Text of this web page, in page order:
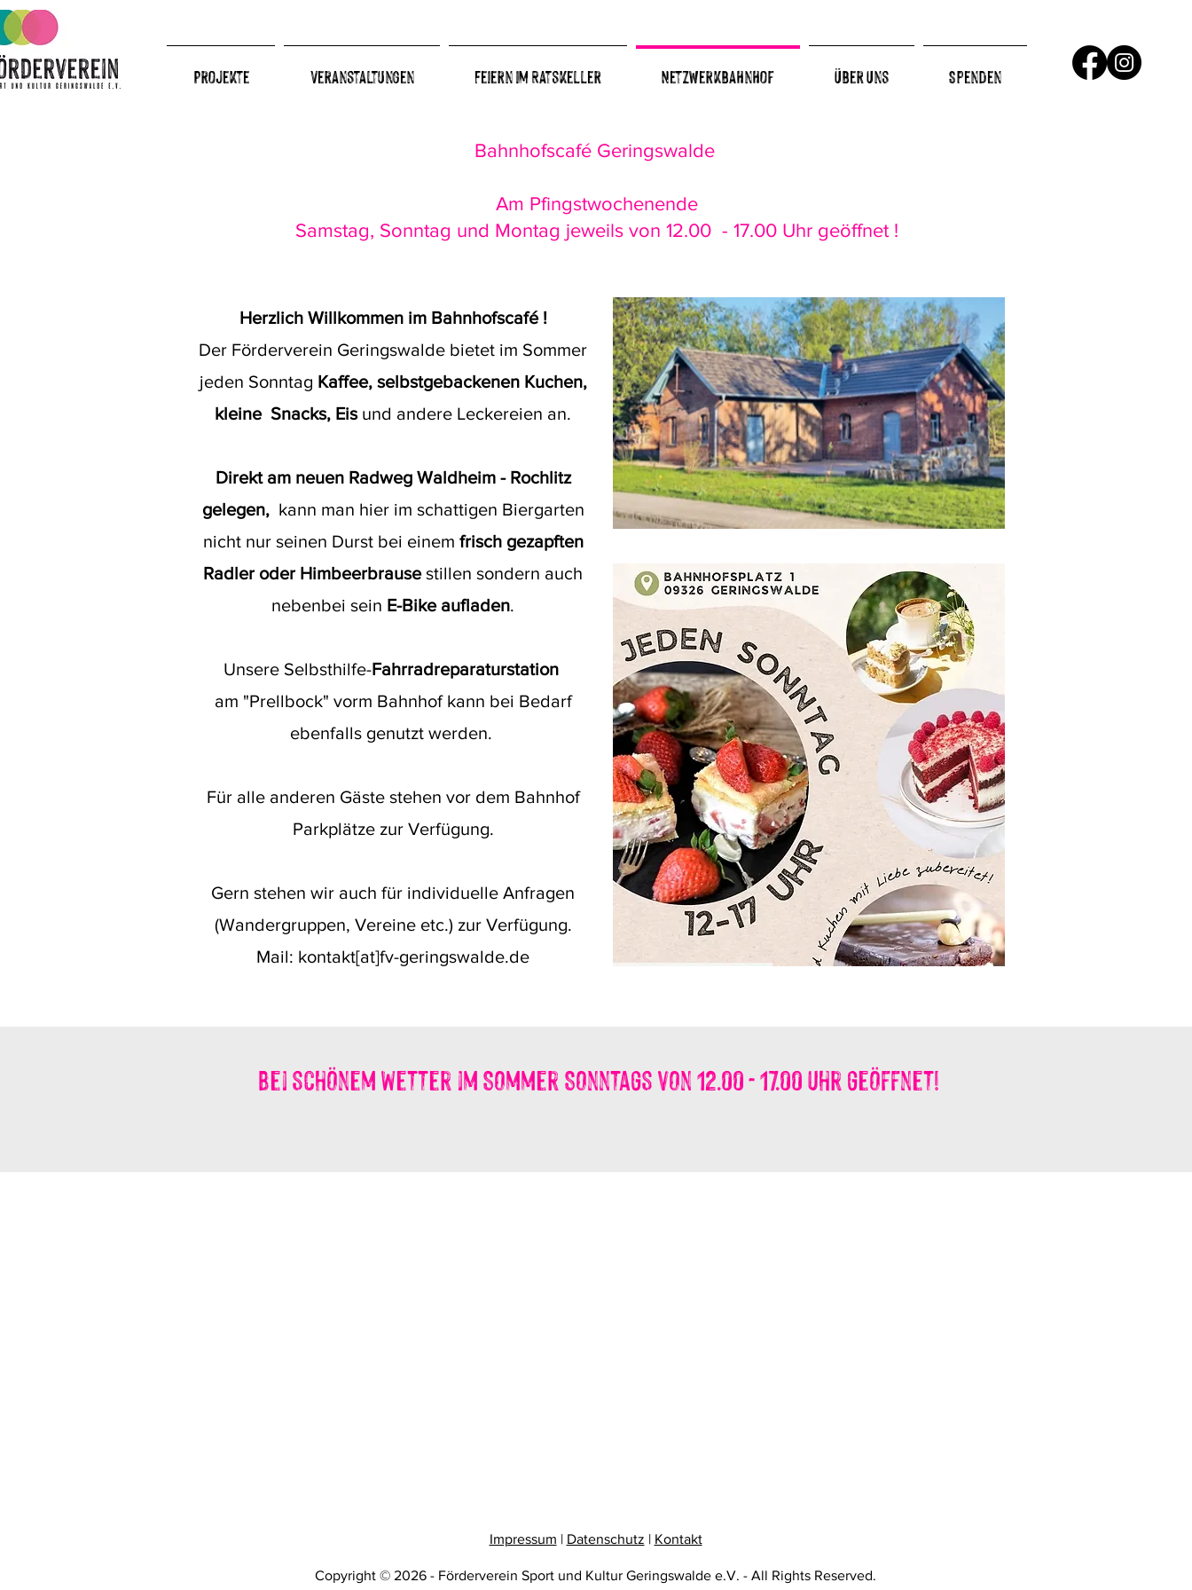
Projekte Veranstaltungen Feiern im Ratskeller Netzwerkbahnhof Über Uns Spenden
Bahnhofscafé Geringswalde
Am Pfingstwochenende
Samstag, Sonntag und Montag jeweils von 12.00 - 17.00 Uhr geöffnet !
Herzlich Willkommen im Bahnhofscafé !
Der Förderverein Geringswalde bietet im Sommer
jeden Sonntag Kaffee, selbstgebackenen Kuchen,
kleine Snacks, Eis und andere Leckereien an.
Direkt am neuen Radweg Waldheim - Rochlitz
gelegen, kann man hier im schattigen Biergarten
nicht nur seinen Durst bei einem frisch gezapften
Radler oder Himbeerbrausestillen sondern auch
nebenbei sein E-Bike aufladen.
Unsere Selbsthilfe-Fahrradreparaturstation
am "Prellbock" vorm Bahnhof kann bei Bedarf
ebenfalls genutzt werden.
Für alle anderen Gäste stehen vor dem Bahnhof
Parkplätze zur Verfügung.
Gern stehen wir auch für individuelle Anfragen
(Wandergruppen, Vereine etc.) zur Verfügung.
Mail: kontakt[at]fv-geringswalde.de
Bei schönem Wetter im Sommer Sonntags von 12.00 - 17.00 Uhr geöffnet!
Impressum | Datenschutz | Kontakt
Copyright © 2026 - Förderverein Sport und Kultur Geringswalde e.V. - All Rights Reserved.